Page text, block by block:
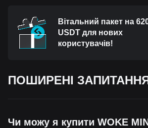
Вітальний пакет на
USDT для нових
користувачів!
ПОШИРЕНІ
Чи можу я купити WOKE